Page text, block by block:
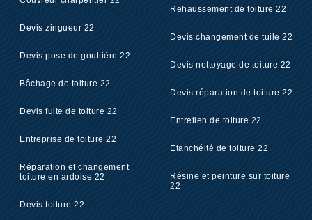
Devis zingueur 22
Devis pose de gouttière 22
Bâchage de toiture 22
Devis fuite de toiture 22
Entreprise de toiture 22
Réparation et changement
toiture en ardoise 22
Devis toiture 22
Rehaussement de toiture 22
Devis changement de tuile 22
Devis nettoyage de toiture 22
Devis réparation de toiture 22
Entretien de toiture 22
Etanchéité de toiture 22
Résine et peinture sur toiture
22